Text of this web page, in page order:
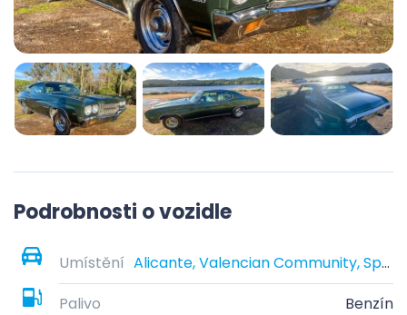
Podrobnosti o vozidle
Umístění
Alicante, Valencian Community, Spain
Palivo
Benzín